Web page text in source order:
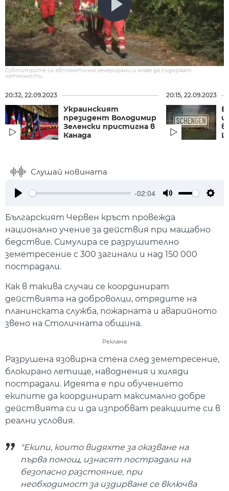
Субтитрите са автоматично генерирани и може да съдържат
неточности.
20:32, 22.09.2023
Украинският
президент Володимир
Зеленски пристигна в
Канада
20:15, 22.09.2023
и
Слушай новината
-02:04
Българският Червен кръст провежда
национално учение за действия при мащабно
бедствие. Симулира се разрушително
земетресение с 300 загинали и над 150 000
пострадали.
Как в такива случаи се координират
действията на доброволци, отрядите на
планинската служба, пожарната и аварийното
звено на Столичната община.
Реклама
Разрушена язовирна стена след земетресение,
блокирано летище, наводнения и хиляди
пострадали. Идеята е при обучението
екипите да координират максимално добре
действията си и да изпробват реакциите си в
реални условия.
"Екипи, които видяхте за оказване на
първа помощ, изнасят пострадали на
безопасно разстояние, при
необходимост за издирване се включва